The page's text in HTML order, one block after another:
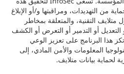
من التهديدات، ومراقبتها و/أو الإبلاغ
التقنية، والمتعلقة بمخاطر
التعديل أو التدمير أو التعرض أو الكشف
هذا البرنامج على تعزيز الوعي
المعلومات والأمن المادي، إلى
لحماية بيانات متلايف.